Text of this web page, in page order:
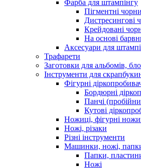
Фарба для штампінгу
Пігментні
Дистресингові
Крейдовані
На основі
Аксесуари для
Трафарети
Заготовки для альбомів,
Інструменти для
Фігурні
Бордюрні
Панчі
Кутові
Ножиці, фігурні
Ножі, різаки
Різні інструменти
Машинки, ножі,
Папки,
Ножі